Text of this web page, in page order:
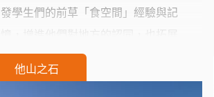
發學生們的前草「食空間」經驗與記
與在地的各種關係連結。從世代差異
化的城市景觀記憶中，逐步建構學生
他山之石